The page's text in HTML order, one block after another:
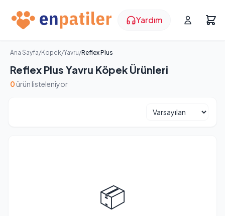
Yardım
Ana Sayfa/Köpek/Yavru/Reflex Plus
Reflex Plus Yavru Köpek Ürünleri
0 ürün listeleniyor
📦